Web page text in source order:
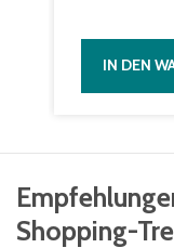
IN DEN
Shopping-